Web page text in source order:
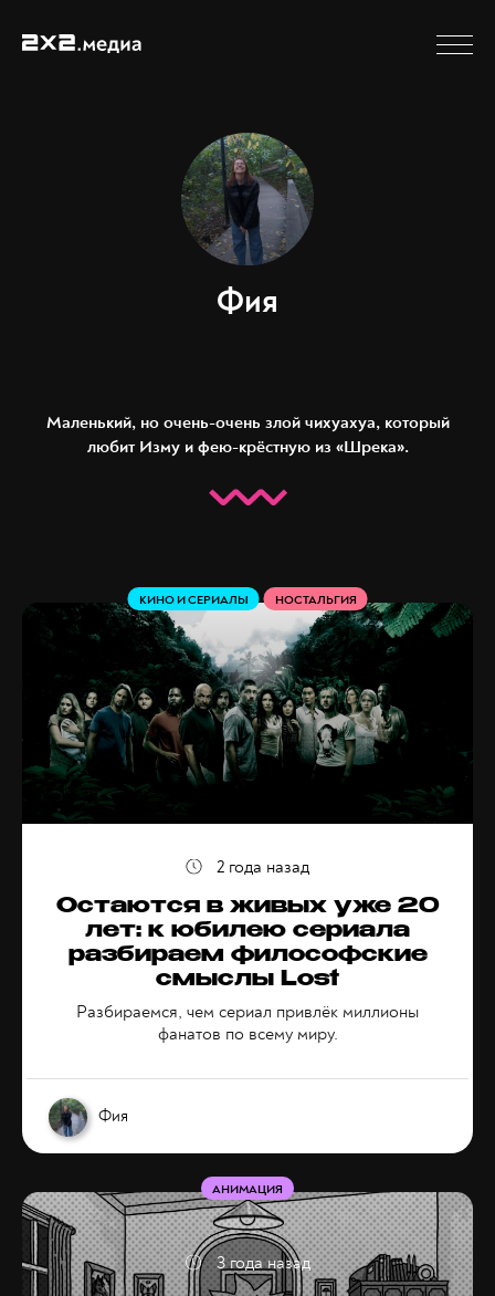
Фия
Маленький, но очень-очень злой чихуахуа, который
любит Изму и фею-крёстную из «Шрека».
Остаются в живых уже 20
лет: к юбилею сериала
разбираем философские
смыслы Lost
Разбираемся, чем сериал привлёк миллионы
фанатов по всему миру.
КИНО И СЕРИАЛЫ НОСТАЛЬГИЯ
Фия
2 года назад
АНИМАЦИЯ
3 года назад